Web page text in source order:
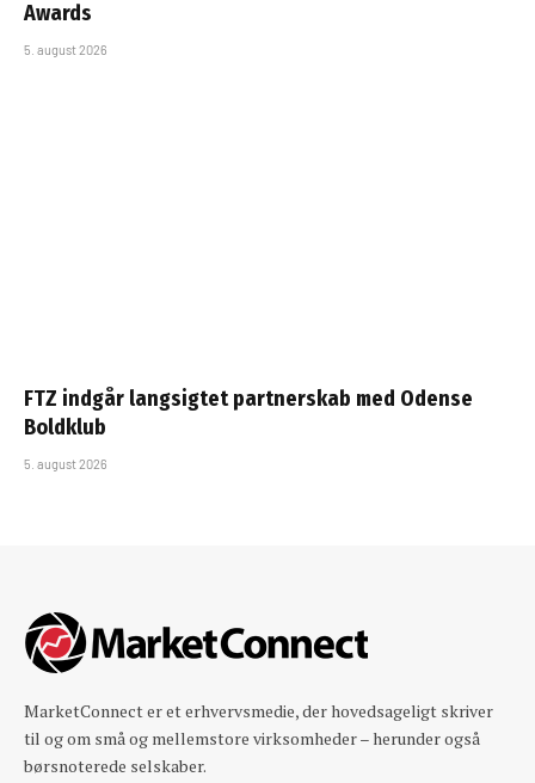
Awards
5. august 2026
FTZ indgår langsigtet partnerskab med Odense
Boldklub
5. august 2026
MarketConnect er et erhvervsmedie, der hovedsageligt skriver
til og om små og mellemstore virksomheder – herunder også
børsnoterede selskaber.